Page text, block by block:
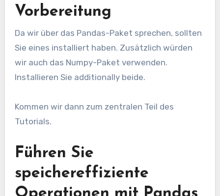
Vorbereitung
Da wir über das Pandas-Paket sprechen, sollten
Sie eines installiert haben. Zusätzlich würden
wir auch das Numpy-Paket verwenden.
Installieren Sie additionally beide.
Kommen wir dann zum zentralen Teil des
Tutorials.
Führen Sie
speichereffiziente